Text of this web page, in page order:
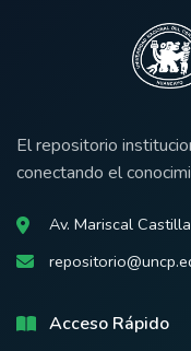
El repositorio
conectando el
Av. Mariscal
Acceso Rápido